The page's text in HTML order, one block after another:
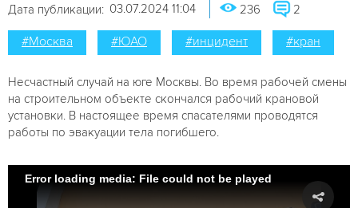
Дата публикации: 03.07.2024 11:04 236 2
#Москва #ЮАО #инцидент #кран
Несчастный случай на юге Москвы. Во время рабочей смены
на строительном объекте скончался рабочий крановой
установки. В настоящее время спасателями проводятся
работы по эвакуации тела погибшего.
Error loading media: File could not be played